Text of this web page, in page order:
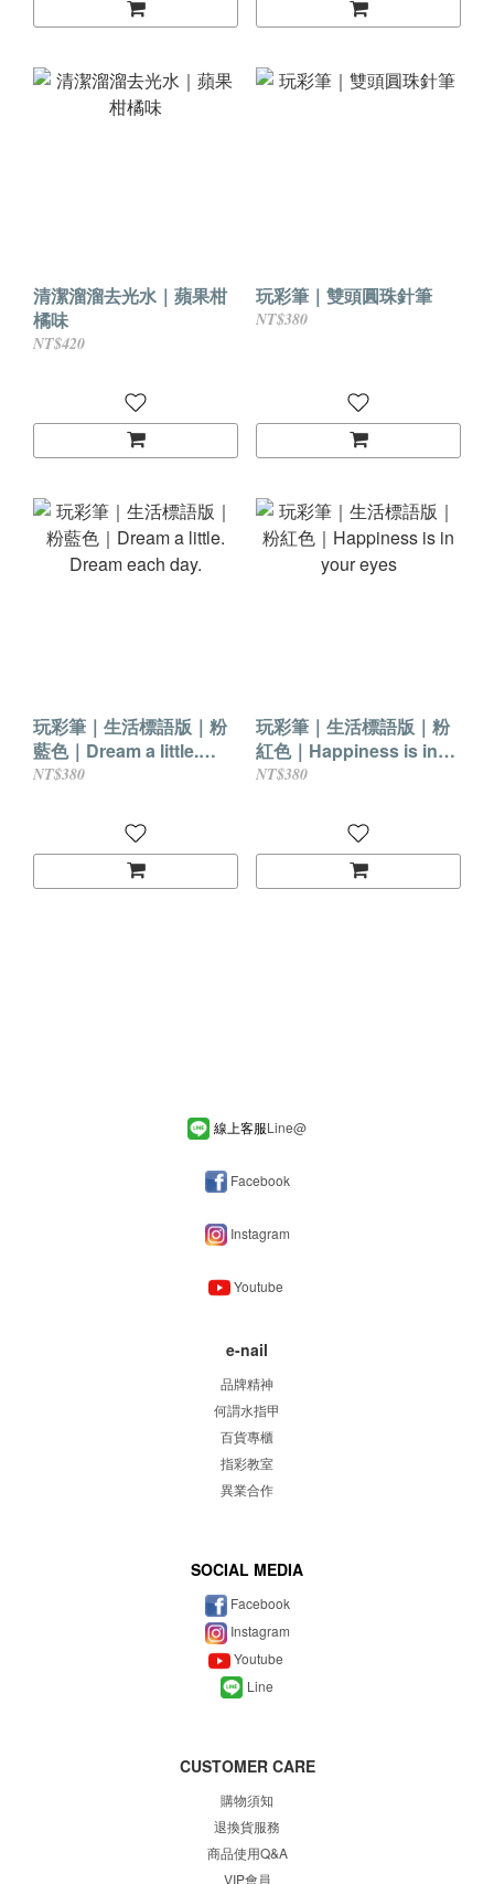
清潔溜溜去光水｜蘋果柑
橘味
NT$420
玩彩筆｜雙頭圓珠針筆
NT$380
玩彩筆｜生活標語版｜粉
藍色｜Dream a little.
Dream each day.
NT$380
玩彩筆｜生活標語版｜粉
紅色｜Happiness is in
your eyes
NT$380
線上客服Line@
Facebook
Instagram
Youtube
e-nail
品牌精神
何謂水指甲
百貨專櫃
指彩教室
異業合作
SOCIAL MEDIA
Facebook
Instagram
Youtube
Line
CUSTOMER CARE
購物須知
退換貨服務
商品使用Q&A
VIP會員